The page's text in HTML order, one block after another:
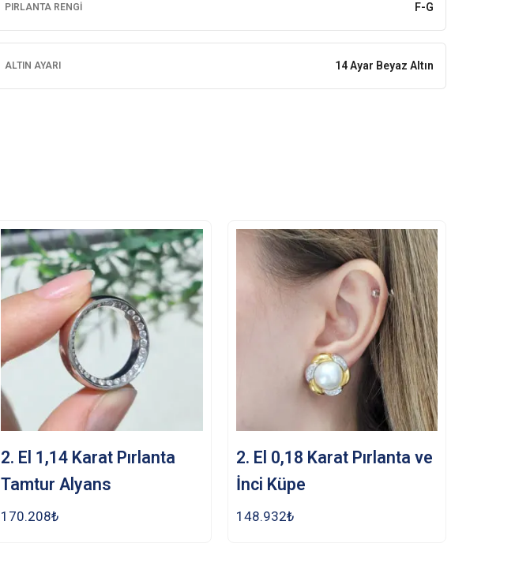
PIRLANTA RENGI F-G
ALTIN AYARI 14 Ayar Beyaz Altın
2. El 1,14 Karat Pırlanta
Tamtur Alyans
170.208₺
2. El 0,18 Karat Pırlanta ve
İnci Küpe
148.932₺